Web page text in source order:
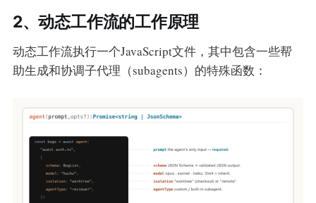
2、动态工作流的工作原理
动态工作流执行一个JavaScript文件，其中包含一些帮
助生成和协调子代理（subagents）的特殊函数：